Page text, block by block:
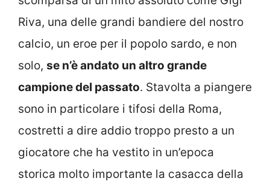
Riva, una delle grandi bandiere del nostro
calcio, un eroe per il popolo sardo, e non
solo, se n’è andato un altro grande
campione del passato. Stavolta a piangere
sono in particolare i tifosi della Roma,
costretti a dire addio troppo presto a un
giocatore che ha vestito in un’epoca
storica molto importante la casacca della